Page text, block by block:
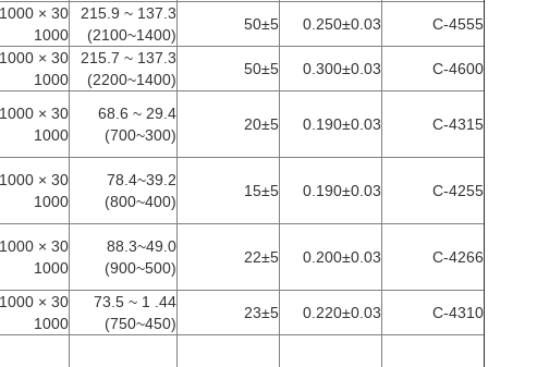
C-4555
0.250±0.03
50±5
137.3 ~ 215.9
(1400~2100)
1000
C-4600
0.300±0.03
50±5
137.3 ~ 215.7
(1400~2200)
1000
C-4315
0.190±0.03
20±5
29.4 ~ 68.6
(300~700)
1000
C-4255
0.190±0.03
15±5
39.2~78.4
(400~800)
1000
C-4266
0.200±0.03
22±5
49.0~88.3
(500~900)
1000
C-4310
0.220±0.03
23±5
44. 1 ~ 73.5
(450~750)
1000